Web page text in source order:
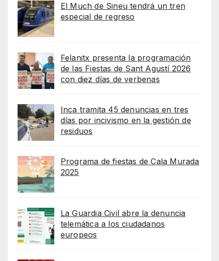
El Much de Sineu tendrá un tren
especial de regreso
Felanitx presenta la programación
de las Fiestas de Sant Agustí 2026
con diez días de verbenas
Inca tramita 45 denuncias en tres
días por incivismo en la gestión de
residuos
Programa de fiestas de Cala Murada
2025
La Guardia Civil abre la denuncia
telemática a los ciudadanos
europeos